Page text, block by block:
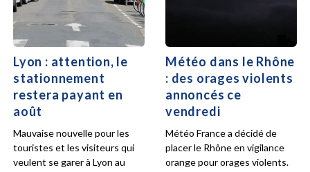
Lyon : attention, le
stationnement
restera payant en
août
Mauvaise nouvelle pour les
touristes et les visiteurs qui
veulent se garer à Lyon au
Météo dans le Rhône
: des orages violents
annoncés ce
vendredi
Météo France a décidé de
placer le Rhône en vigilance
orange pour orages violents.